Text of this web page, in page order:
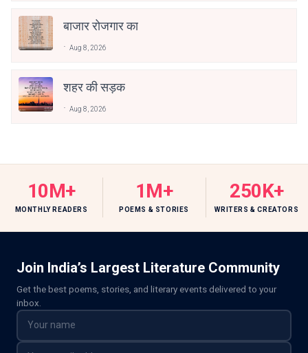
बाजार रोजगार का
Aug 8, 2026
शहर की सड़क
Aug 8, 2026
10M+
MONTHLY READERS
1M+
POEMS & STORIES
250K+
WRITERS & CREATORS
Join India’s Largest Literature Community
Get the best poems, stories, and literary events delivered to your
inbox.